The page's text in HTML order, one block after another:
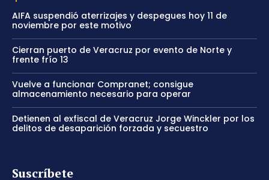
AIFA suspendió aterrizajes y despegues hoy 11 de
noviembre por este motivo
Cierran puerto de Veracruz por evento de Norte y
frente frío 13
Vuelve a funcionar Compranet; consigue
almacenamiento necesario para operar
Detienen al exfiscal de Veracruz Jorge Winckler por los
delitos de desaparición forzada y secuestro
Suscríbete